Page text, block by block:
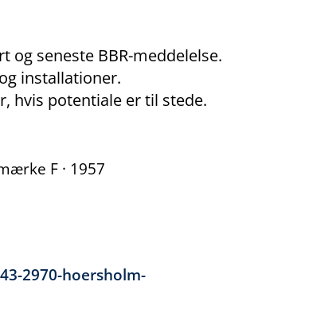
seneste BBR-meddelelse.
installationer.
hvis potentiale er til stede.
F · 1957
2970-hoersholm-